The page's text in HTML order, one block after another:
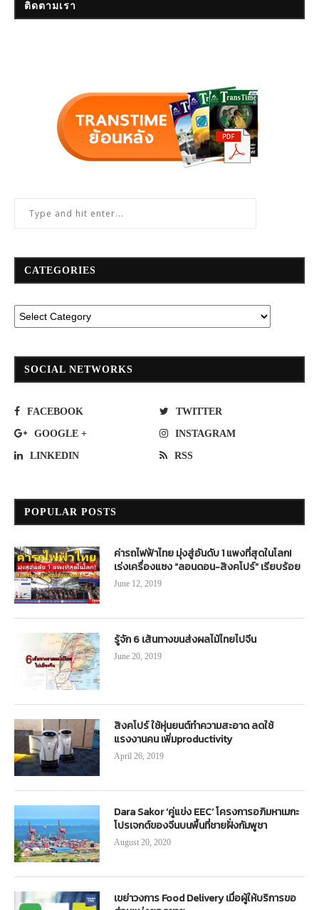
ติดตามเรา
CATEGORIES
SOCIAL NETWORKS
FACEBOOK TWITTER
GOOGLE + INSTAGRAM
LINKEDIN RSS
POPULAR POSTS
ค่ารถไฟฟ้าไทย มุ่งสู่อันดับ 1 แพงที่สุดในโลก!
เร่งเครื่องแซง “ลอนดอน-สิงคโปร์” เรียบร้อย
June 12, 2019
รู้จัก 6 เส้นทางขนส่งผลไม้ไทยไปจีน
June 20, 2019
สิงคโปร์ ใช้หุ่นยนต์ทำความสะอาด ลดใช้
แรงงานคน เพิ่มproductivity
April 26, 2019
Dara Sakor ‘คู่แข่ง EEC’ โครงการอภิมหาเมกะ
โปรเจกต์ของจีนบนพื้นที่ชายฝั่งกัมพูชา
August 20, 2020
เขย่าวงการ Food Delivery เมื่อผู้ให้บริการขอ